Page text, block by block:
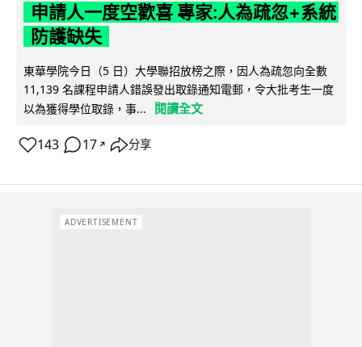
申請人一度空歡喜 專家:人為疏忽+系統
防護缺失
東華學院今日（5 日）大學聯招放榜之際，因人為疏忽向全數
11,139 名課程申請人錯誤發出取錄通知電郵，令大批考生一度
以為獲得學位取錄，事...
閱讀全文
143 17 ↗ 分享
ADVERTISEMENT